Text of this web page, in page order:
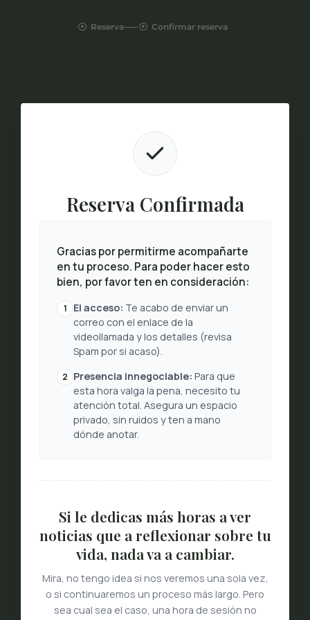
Reserva Confirmar reserva
Reserva Confirmada
Gracias por permitirme acompañarte
en tu proceso. Para poder hacer esto
bien, por favor ten en consideración:
1 El acceso: Te acabo de enviar un
correo con el enlace de la
videollamada y los detalles (revisa
Spam por si acaso).
2 Presencia innegociable: Para que
esta hora valga la pena, necesito tu
atención total. Asegura un espacio
privado, sin ruidos y ten a mano
dónde anotar.
Si le dedicas más horas a ver
noticias que a reflexionar sobre tu
vida, nada va a cambiar.
Mira, no tengo idea si nos veremos una sola vez,
o si continuaremos un proceso más largo. Pero
sea cual sea el caso, una hora de sesión no